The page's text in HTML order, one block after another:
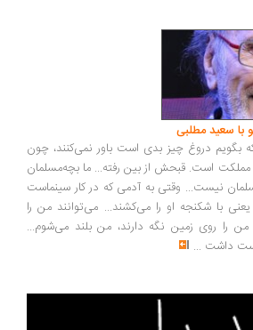
مطلبی
دروغ چیز بدی است باور نمی‌کنند، چون
قبحش از بین رفته... ما بچه‌مسلمان
وقتی به آدمی که در کار سینماست
شکنجه او را می‌کشند... می‌توانند من را
روی زمین نگه دارند، من بلند می‌شوم...
...